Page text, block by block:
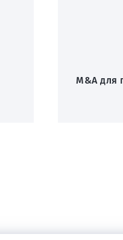
M&A для